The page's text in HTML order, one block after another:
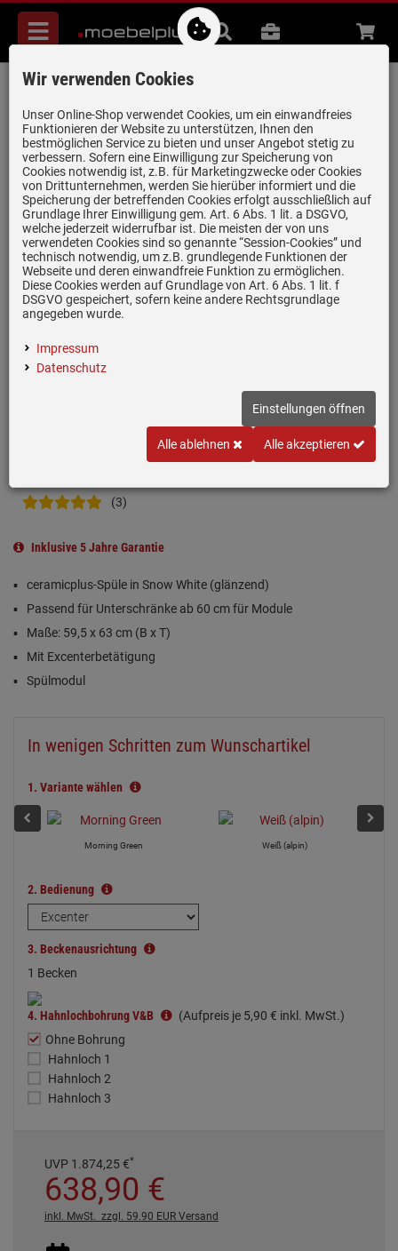
Menü
Suche
B2B Beratung
Villeroy & Boch Spülstein Einzelbecken
Snow White - 6320 62 KG Keramikspüle
Artikel-Nummer:19940410 | Herstellernummer: 6320 62 KG |
EAN:4051202314071
(3)
Inklusive 5 Jahre Garantie
ceramicplus-Spüle in Snow White (glänzend)
Passend für Unterschränke ab 60 cm für Module
Maße: 59,5 x 63 cm (B x T)
Mit Excenterbetätigung
Spülmodul
In wenigen Schritten zum Wunschartikel
1. Variante wählen
Morning Green Weiß (alpin)
2. Bedienung
3. Beckenausrichtung
1 Becken
4. Hahnlochbohrung V&B (Aufpreis je 5,90 € inkl. MwSt.)
Ohne Bohrung
Hahnloch 1
Hahnloch 2
Hahnloch 3
UVP 1.874,25€*
638,90 €
inkl. MwSt. zzgl. 59.90 EUR Versand
Wir verwenden Cookies
Unser Online-Shop verwendet Cookies, um ein einwandfreies
Funktionieren der Website zu unterstützen, Ihnen den
bestmöglichen Service zu bieten und unser Angebot stetig zu
verbessern. Sofern eine Einwilligung zur Speicherung von
Cookies notwendig ist, z.B. für Marketingzwecke oder Cookies
von Drittunternehmen, werden Sie hierüber informiert und die
Speicherung der betreffenden Cookies erfolgt ausschließlich auf
Grundlage Ihrer Einwilligung gem. Art. 6 Abs. 1 lit. a DSGVO,
welche jederzeit widerrufbar ist. Die meisten der von uns
verwendeten Cookies sind so genannte “Session-Cookies” und
technisch notwendig, um z.B. grundlegende Funktionen der
Webseite und deren einwandfreie Funktion zu ermöglichen.
Diese Cookies werden auf Grundlage von Art. 6 Abs. 1 lit. f
DSGVO gespeichert, sofern keine andere Rechtsgrundlage
angegeben wurde.
Impressum
Datenschutz
Einstellungen öffnen
Alle ablehnen Alle akzeptieren